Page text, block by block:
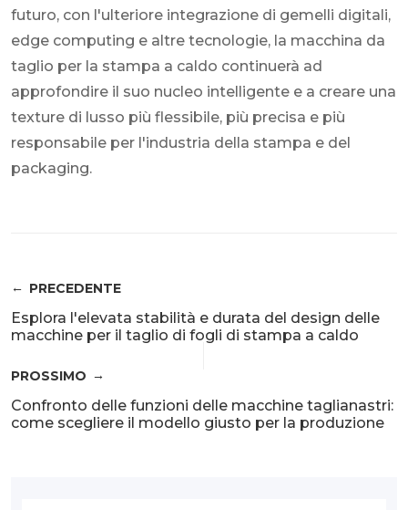
futuro, con l'ulteriore integrazione di gemelli digitali,
edge computing e altre tecnologie, la macchina da
taglio per la stampa a caldo continuerà ad
approfondire il suo nucleo intelligente e a creare una
texture di lusso più flessibile, più precisa e più
responsabile per l'industria della stampa e del
packaging.
PRECEDENTE
Esplora l'elevata stabilità e durata del design delle
macchine per il taglio di fogli di stampa a caldo
PROSSIMO
Confronto delle funzioni delle macchine taglianastri:
come scegliere il modello giusto per la produzione